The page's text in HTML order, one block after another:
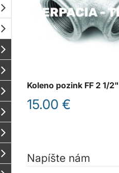
Koleno pozink FF 2 1/2"
15.00 €
Napíšte nám